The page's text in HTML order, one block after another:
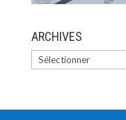
ARCHIVES